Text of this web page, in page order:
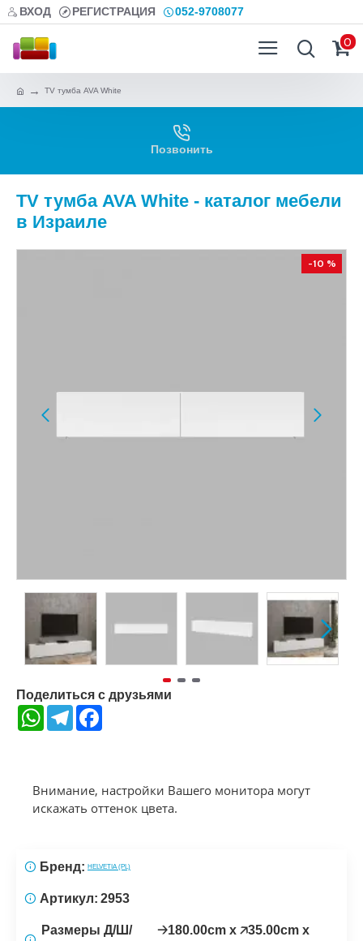
ВХОД РЕГИСТРАЦИЯ 052-9708077
0
TV тумба AVA White
Позвонить
TV тумба AVA White - каталог мебели
в Израиле
-10 %
Поделиться с друзьями
WhatsAppTelegram
Внимание, настройки Вашего монитора могут
искажать оттенок цвета.
Бренд: HELVETIA (PL)
Артикул: 2953
Размеры Д/Ш/
🡢180.00cm x 🡥35.00cm x